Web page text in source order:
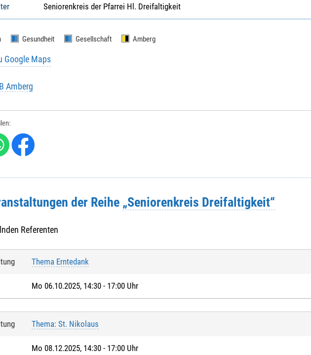
Seniorenkreis der Pfarrei Hl. Dreifaltigkeit
Gesundheit Gesellschaft Amberg
Google Maps
Amberg
der Reihe „Seniorenkreis Dreifaltigkeit“
Referenten
Thema Erntedank
Mo 06.10.2025, 14:30 - 17:00 Uhr
Thema: St. Nikolaus
Mo 08.12.2025, 14:30 - 17:00 Uhr